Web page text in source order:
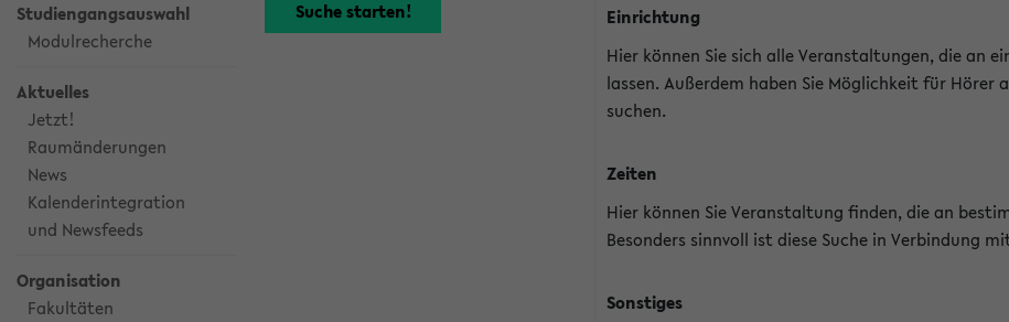
Studiengangsauswahl
Modulrecherche
Aktuelles
Jetzt!
Raumänderungen
News
Kalenderintegration
und Newsfeeds
Organisation
Fakultäten
Einrichtung
Hier können Sie sich alle Veranstaltungen, die an
lassen. Außerdem haben Sie Möglichkeit für
suchen.
Zeiten
Hier können Sie Veranstaltung finden, die an
Besonders sinnvoll ist diese Suche in Verbindung
Sonstiges